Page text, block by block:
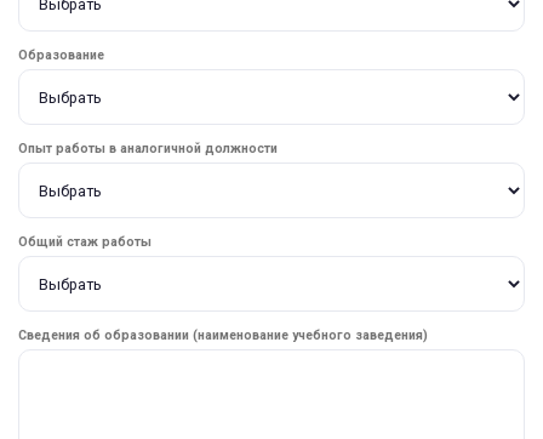
Образование
Опыт работы в аналогичной должности
Общий стаж работы
Сведения об образовании (наименование учебного заведения)